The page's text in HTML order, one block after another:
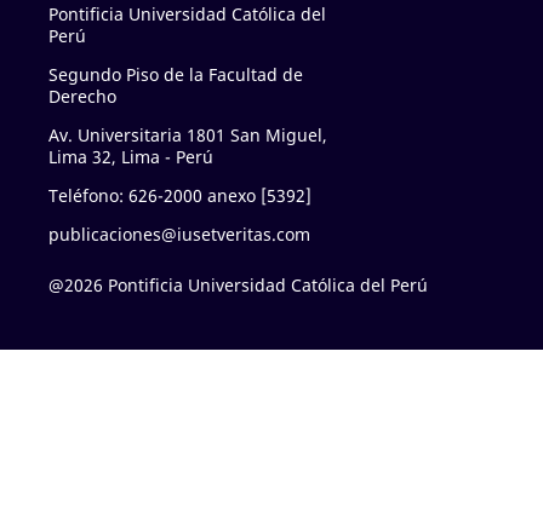
Pontificia Universidad Católica del
Perú
Segundo Piso de la Facultad de
Derecho
Av. Universitaria 1801 San Miguel,
Lima 32, Lima - Perú
Teléfono: 626-2000 anexo [5392]
publicaciones@iusetveritas.com
@2026 Pontificia Universidad Católica del Perú